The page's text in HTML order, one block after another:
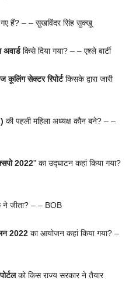
हैं? – – सुखविंदर सिंह सुक्खू
किसे दिया गया? – – एश्ले बार्टी
कूलिंग सेक्टर रिपोर्टकिसके द्वारा जारी
की पहली महिला अध्यक्ष कौन बने? – –
2022” का उद्घाटन कहां किया गया?
जीता? – – BOB
2022 का आयोजन कहां किया गया? –
को किस राज्य सरकार ने तैयार